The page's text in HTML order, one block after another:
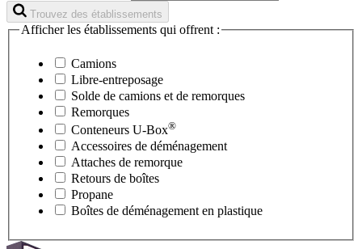
Trouvez des établissements
Afficher les établissements qui offrent :
Camions
Libre-entreposage
Solde de camions et de remorques
Remorques
Conteneurs U-Box®
Accessoires de déménagement
Attaches de remorque
Retours de boîtes
Propane
Boîtes de déménagement en plastique